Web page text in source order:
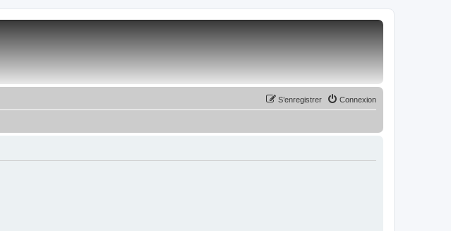
Connexion
S’enregistrer